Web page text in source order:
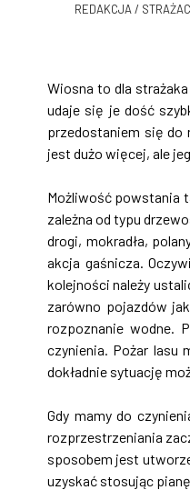
REDAKCJA /
Wiosna to dla
udaje się je dość
przedostaniem się do
jest dużo więcej, ale
Możliwość powstania
zależna od typu
drogi, mokradła,
akcja gaśnicza.
kolejności należy
zarówno pojazdów
rozpoznanie wodne.
czynienia. Pożar lasu
dokładnie sytuację
Gdy mamy do
rozprzestrzeniania
sposobem jest
uzyskać stosując